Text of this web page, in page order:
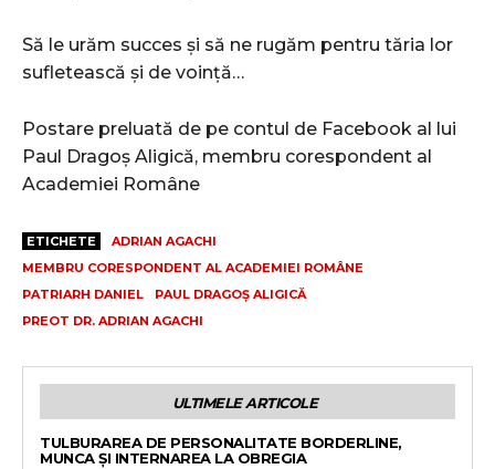
Să le urăm succes și să ne rugăm pentru tăria lor
sufletească și de voință…
Postare preluată de pe contul de Facebook al lui
Paul Dragoș Aligică, membru corespondent al
Academiei Române
ETICHETE
ADRIAN AGACHI
MEMBRU CORESPONDENT AL ACADEMIEI ROMÂNE
PATRIARH DANIEL
PAUL DRAGOȘ ALIGICĂ
PREOT DR. ADRIAN AGACHI
ULTIMELE ARTICOLE
TULBURAREA DE PERSONALITATE BORDERLINE,
MUNCA ȘI INTERNAREA LA OBREGIA